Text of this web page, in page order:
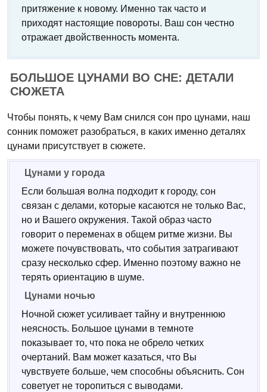
притяжение к новому. Именно так часто и
приходят настоящие повороты. Ваш сон честно
отражает двойственность момента.
БОЛЬШОЕ ЦУНАМИ ВО СНЕ: ДЕТАЛИ
СЮЖЕТА
Чтобы понять, к чему Вам снился сон про цунами, наш
сонник поможет разобраться, в каких именно деталях
цунами присутствует в сюжете.
Цунами у города
Если большая волна подходит к городу, сон
связан с делами, которые касаются не только Вас,
но и Вашего окружения. Такой образ часто
говорит о переменах в общем ритме жизни. Вы
можете почувствовать, что события затрагивают
сразу несколько сфер. Именно поэтому важно не
терять ориентацию в шуме.
Цунами ночью
Ночной сюжет усиливает тайну и внутреннюю
неясность. Большое цунами в темноте
показывает то, что пока не обрело четких
очертаний. Вам может казаться, что Вы
чувствуете больше, чем способны объяснить. Сон
советует не торопиться с выводами.